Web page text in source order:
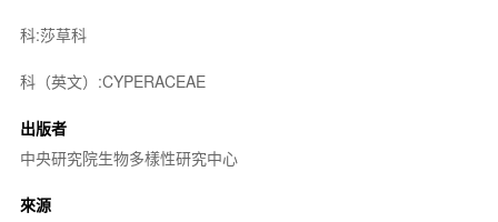
科:莎草科
科（英文）:CYPERACEAE
出版者
中央研究院生物多樣性研究中心
來源